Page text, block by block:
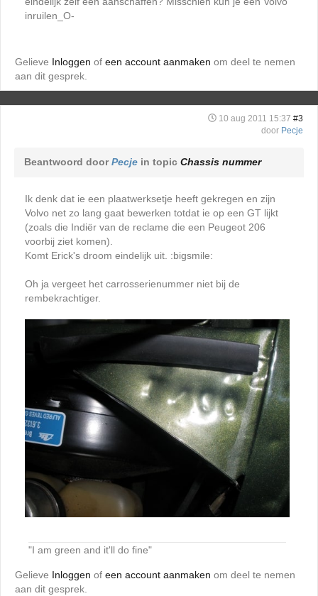
inruilen_O-
Gelieve Inloggen of een account aanmaken om deel te nemen
aan dit gesprek.
10 aug 2011 15:37 #3
door Pecje
Beantwoord doorPecje in topic Chassis nummer
Ik denk dat ie een plaatwerksetje heeft gekregen en zijn
Volvo net zo lang gaat bewerken totdat ie op een GT lijkt
(zoals die Indiër van de reclame die een Peugeot 206
voorbij ziet komen).
Komt Erick's droom eindelijk uit. :bigsmile:
Oh ja vergeet het carrosserienummer niet bij de
rembekrachtiger.
"I am green and it'll do fine"
Gelieve Inloggen of een account aanmaken om deel te nemen
aan dit gesprek.